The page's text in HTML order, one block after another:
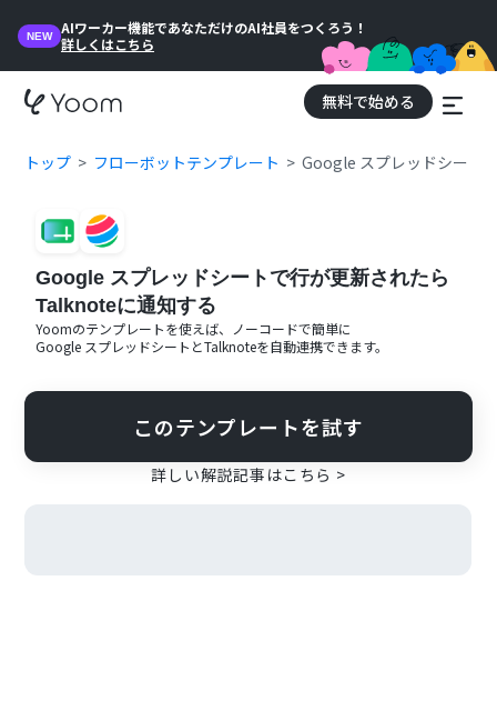
NEW
AIワーカー機能であなただけのAI社員をつくろう！
詳しくはこちら
無料で始める
トップ フローボットテンプレート Google スプレッドシート
Google スプレッドシートで行が更新されたら
Talknoteに通知する
Yoomのテンプレートを使えば、ノーコードで簡単に
Google スプレッドシート とTalknoteを自動連携できます。
このテンプレートを試す
詳しい解説記事はこちら >